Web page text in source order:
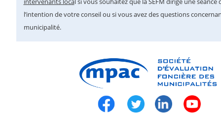
l’intention de votre conseil ou si vous avez des questions
municipalité.